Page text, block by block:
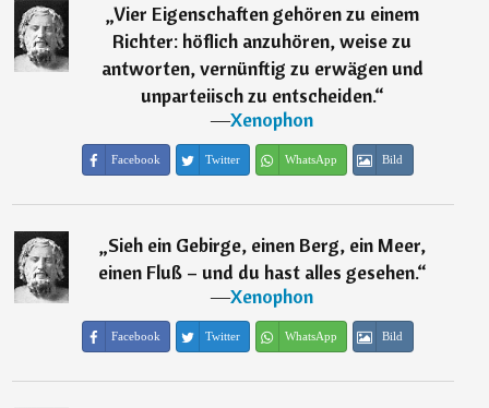
„Vier Eigenschaften gehören zu einem
Richter: höflich anzuhören, weise zu
antworten, vernünftig zu erwägen und
unparteiisch zu entscheiden.“
―Xenophon
Facebook Twitter WhatsApp Bild
„Sieh ein Gebirge, einen Berg, ein Meer,
einen Fluß – und du hast alles gesehen.“
―Xenophon
Facebook Twitter WhatsApp Bild